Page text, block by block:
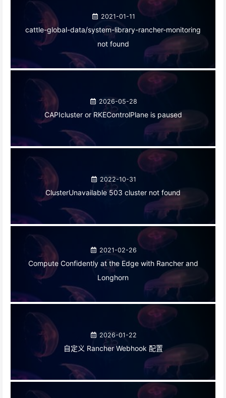
2021-01-11
cattle-global-data/system-library-rancher-monitoring
not found
2026-05-28
CAPIcluster or RKEControlPlane is paused
2022-10-31
ClusterUnavailable 503 cluster not found
2021-02-26
Compute Confidently at the Edge with Rancher and
Longhorn
2026-01-22
自定义 Rancher Webhook 配置